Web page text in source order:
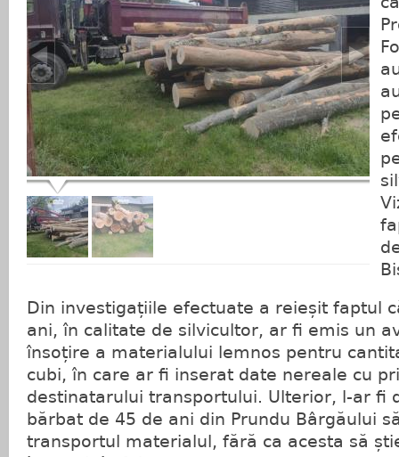
Din investigațiile efectuate a reieșit faptul
ani, în calitate de silvicultor, ar fi emis un
însoțire a materialului lemnos pentru
cubi, în care ar fi inserat date nereale cu
destinatarului transportului. Ulterior, l-ar fi
bărbat de 45 de ani din Prundu Bârgăului
transportul materialul, fără ca acesta să